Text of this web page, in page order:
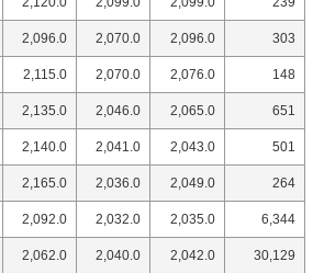
2,096.0 2,070.0 2,096.0 303
2,115.0 2,070.0 2,076.0 148
2,135.0 2,046.0 2,065.0 651
2,140.0 2,041.0 2,043.0 501
2,165.0 2,036.0 2,049.0 264
2,092.0 2,032.0 2,035.0 6,344
2,062.0 2,040.0 2,042.0 30,129